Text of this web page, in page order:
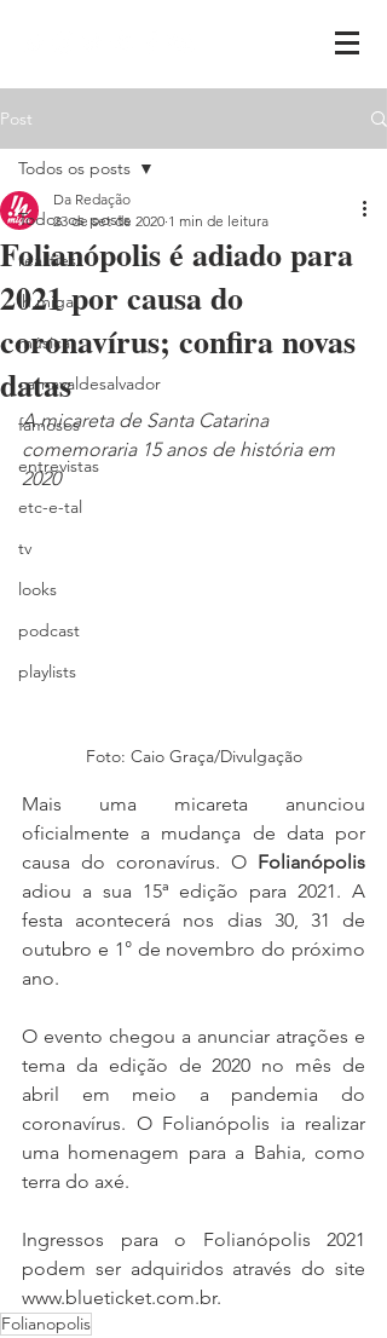
Post
Todos os posts
realities
ih,miga
música
carnavaldesalvador
famosos
entrevistas
etc-e-tal
tv
looks
podcast
playlists
Todos os posts
Folianópolis é adiado para
2021 por causa do
coronavírus; confira novas
datas
Da Redação
23 de set de 2020 1 min de leitura
A micareta de Santa Catarina
comemoraria 15 anos de história em
2020
Foto: Caio Graça/Divulgação
Mais uma micareta anunciou
oficialmente a mudança de data por
causa do coronavírus. O Folianópolis
adiou a sua 15ª edição para 2021. A
festa acontecerá nos dias 30, 31 de
outubro e 1° de novembro do próximo
ano.
O evento chegou a anunciar atrações e
tema da edição de 2020 no mês de
abril em meio a pandemia do
coronavírus. O Folianópolis ia realizar
uma homenagem para a Bahia, como
terra do axé.
Ingressos para o Folianópolis 2021
podem ser adquiridos através do site
www.blueticket.com.br.
Folianopolis